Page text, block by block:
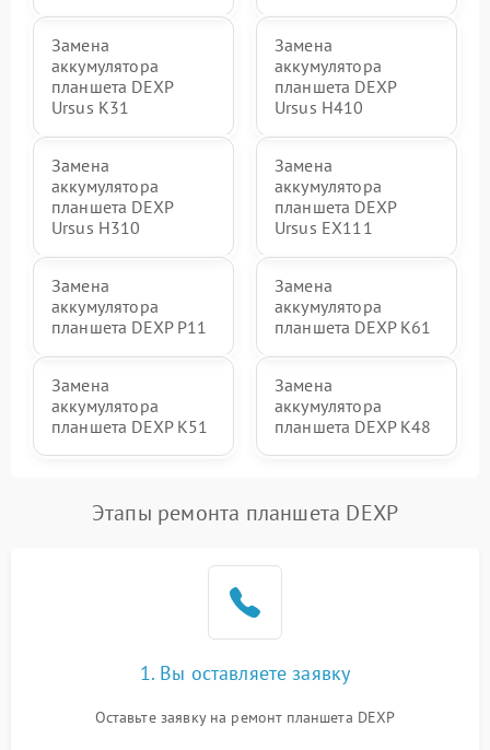
Замена
аккумулятора
планшета DEXP
Ursus K31
Замена
аккумулятора
планшета DEXP
Ursus H410
Замена
аккумулятора
планшета DEXP
Ursus H310
Замена
аккумулятора
планшета DEXP
Ursus EX111
Замена
аккумулятора
планшета DEXP P11
Замена
аккумулятора
планшета DEXP K61
Замена
аккумулятора
планшета DEXP K51
Замена
аккумулятора
планшета DEXP K48
Этапы ремонта планшета DEXP
1. Вы оставляете заявку
Оставьте заявку на ремонт планшета DEXP